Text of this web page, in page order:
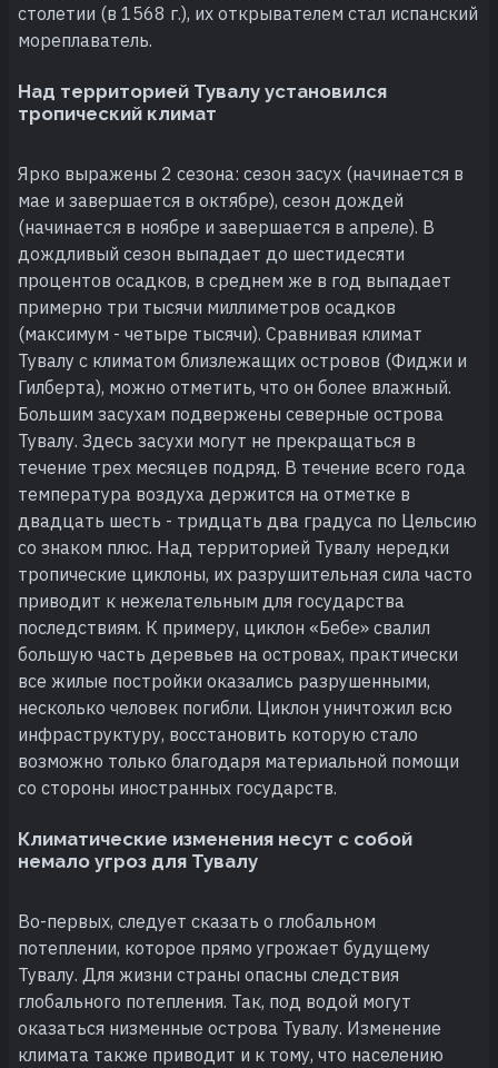
столетии (в 1568 г.), их открывателем стал испанский
мореплаватель.
Над территорией Тувалу установился
тропический климат
Ярко выражены 2 сезона: сезон засух (начинается в
мае и завершается в октябре), сезон дождей
(начинается в ноябре и завершается в апреле). В
дождливый сезон выпадает до шестидесяти
процентов осадков, в среднем же в год выпадает
примерно три тысячи миллиметров осадков
(максимум - четыре тысячи). Сравнивая климат
Тувалу с климатом близлежащих островов (Фиджи и
Гилберта), можно отметить, что он более влажный.
Большим засухам подвержены северные острова
Тувалу. Здесь засухи могут не прекращаться в
течение трех месяцев подряд. В течение всего года
температура воздуха держится на отметке в
двадцать шесть - тридцать два градуса по Цельсию
со знаком плюс. Над территорией Тувалу нередки
тропические циклоны, их разрушительная сила часто
приводит к нежелательным для государства
последствиям. К примеру, циклон «Бебе» свалил
большую часть деревьев на островах, практически
все жилые постройки оказались разрушенными,
несколько человек погибли. Циклон уничтожил всю
инфраструктуру, восстановить которую стало
возможно только благодаря материальной помощи
со стороны иностранных государств.
Климатические изменения несут с собой
немало угроз для Тувалу
Во-первых, следует сказать о глобальном
потеплении, которое прямо угрожает будущему
Тувалу. Для жизни страны опасны следствия
глобального потепления. Так, под водой могут
оказаться низменные острова Тувалу. Изменение
климата также приводит и к тому, что населению